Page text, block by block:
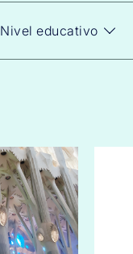
Nivel educativo